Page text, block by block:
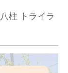
柱 トライラ